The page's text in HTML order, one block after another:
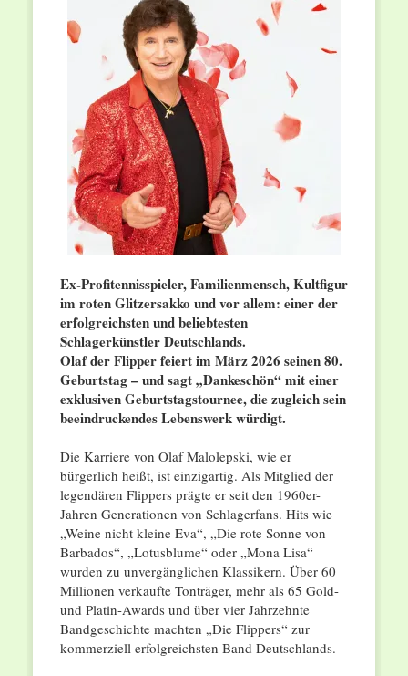
Ex-Profitennisspieler, Familienmensch, Kultfigur
im roten Glitzersakko und vor allem: einer der
erfolgreichsten und beliebtesten
Schlagerkünstler Deutschlands.
Olaf der Flipper feiert im März 2026 seinen 80.
Geburtstag – und sagt „Dankeschön“ mit einer
exklusiven Geburtstagstournee, die zugleich sein
beeindruckendes Lebenswerk würdigt.
Die Karriere von Olaf Malolepski, wie er
bürgerlich heißt, ist einzigartig. Als Mitglied der
legendären Flippers prägte er seit den 1960er-
Jahren Generationen von Schlagerfans. Hits wie
„Weine nicht kleine Eva“, „Die rote Sonne von
Barbados“, „Lotusblume“ oder „Mona Lisa“
wurden zu unvergänglichen Klassikern. Über 60
Millionen verkaufte Tonträger, mehr als 65 Gold-
und Platin-Awards und über vier Jahrzehnte
Bandgeschichte machten „Die Flippers“ zur
kommerziell erfolgreichsten Band Deutschlands.